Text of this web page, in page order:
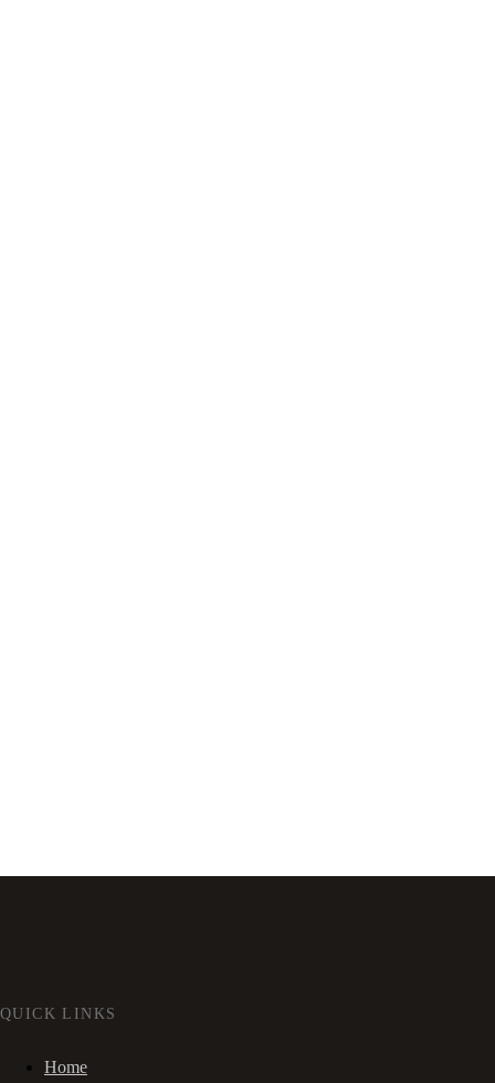
QUICK LINKS
Home